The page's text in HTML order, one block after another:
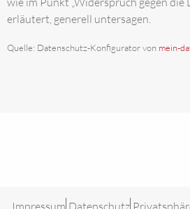
erläutert, generell untersagen.
Quelle: Datenschutz-Konfigurator von mein-
Impressum Datenschutz